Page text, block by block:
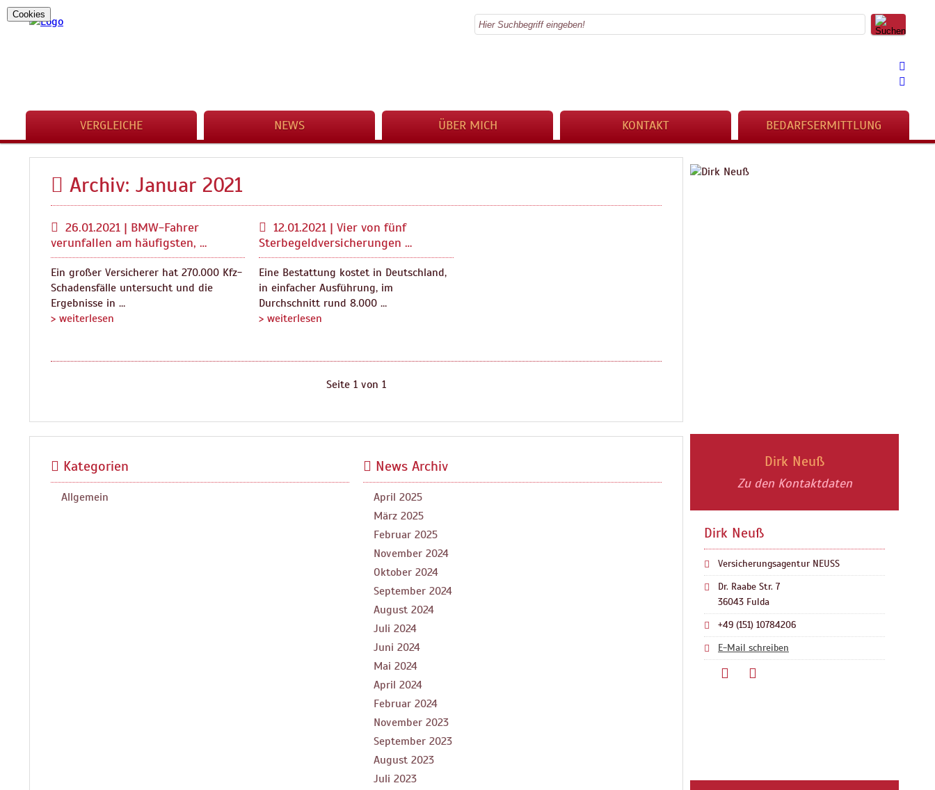
VERGLEICHE NEWS ÜBER MICH KONTAKT BEDARFSERMITTLUNG
Dirk Neuß
Zu den Kontaktdaten
Dirk Neuß
Versicherungsagentur NEUSS
Dr. Raabe Str. 7
36043 Fulda
+49 (151) 10784206
E-Mail schreiben
Archiv: Januar 2021
26.01.2021 | BMW-Fahrer
verunfallen am häufigsten, …
Ein großer Versicherer hat 270.000 Kfz-
Schadensfälle untersucht und die
Ergebnisse in …
> weiterlesen
12.01.2021 | Vier von fünf
Sterbegeldversicherungen …
Eine Bestattung kostet in Deutschland,
in einfacher Ausführung, im
Durchschnitt rund 8.000 …
> weiterlesen
Seite 1 von 1
Kategorien
Allgemein
News Archiv
April 2025
März 2025
Februar 2025
November 2024
Oktober 2024
September 2024
August 2024
Juli 2024
Juni 2024
Mai 2024
April 2024
Februar 2024
November 2023
September 2023
August 2023
Juli 2023
Cookies